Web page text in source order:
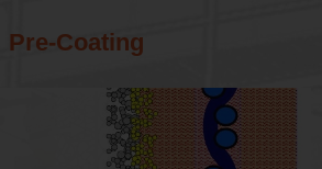
Pre-Coating